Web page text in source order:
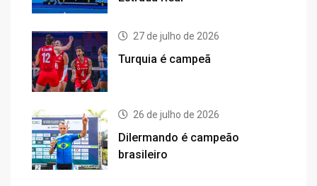
27 de julho de 2026
Turquia é campeã
26 de julho de 2026
Dilermando é campeão
brasileiro